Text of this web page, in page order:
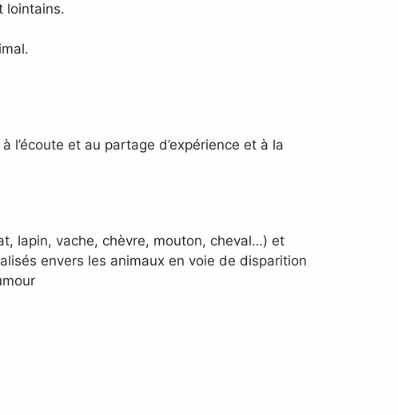
lointains.
et au partage d’expérience et à la
lapin, vache, chèvre, mouton, cheval…) et
envers les animaux en voie de disparition